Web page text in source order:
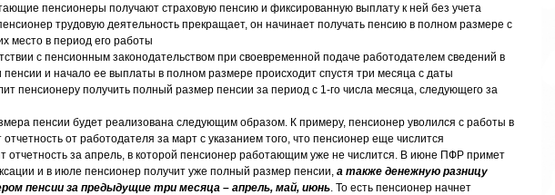
пенсионеры получают страховую пенсию и фиксированную выплату к ней без учета
трудовую деятельность прекращает, он начинает получать пенсию в полном размере с
место в период его работы
с пенсионным законодательством при своевременной подаче работодателем сведений в
и начало ее выплаты в полном размере происходит спустя три месяца с даты
пенсионеру получить полный размер пенсии за период с 1-го числа месяца, следующего за
пенсии будет реализована следующим образом. К примеру, пенсионер уволился с работы в
от работодателя за март с указанием того, что пенсионер еще числится
за апрель, в которой пенсионер работающим уже не числится. В июне ПФР примет
и в июле пенсионер получит уже полный размер пенсии, а также денежную разницу
пенсии за предыдущие три месяца – апрель, май, июнь. То есть пенсионер начнет